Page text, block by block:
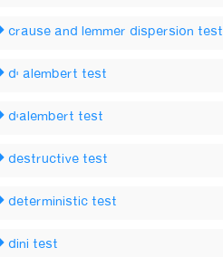
crause and lemmer dispersion test
d' alembert test
d'alembert test
destructive test
deterministic test
dini test